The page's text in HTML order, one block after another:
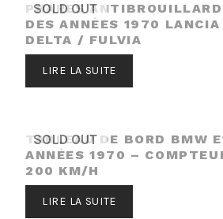
SOLD OUT
PHARES
DES ANNÉES 1970
DELTA / FULVIA
LIRE LA SUITE
SOLD OUT
TABLEAU DE BORD BMW
ANNÉES 1970 –
200 KM/H
LIRE LA SUITE